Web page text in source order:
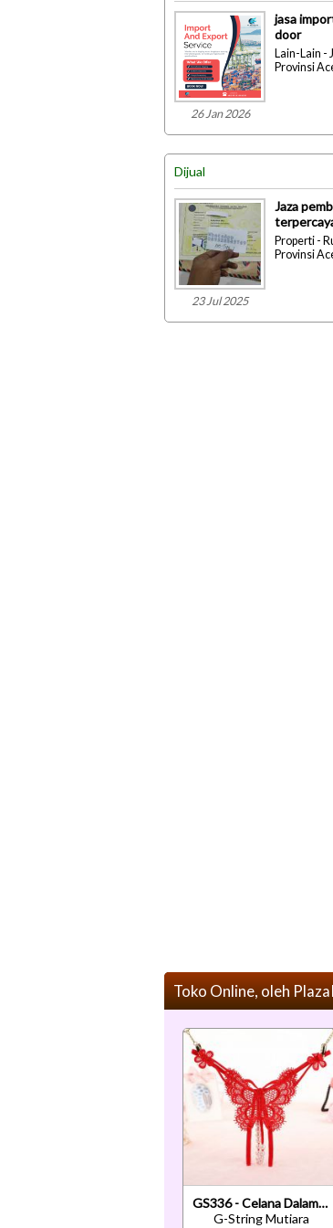
26 Jan 2026
jasa
door
Lain-Lain -
Provinsi
Dijual
23 Jul 2025
Jaza
Properti -
Provinsi
Toko Online, oleh
GS336 - Celana Dalam G-String Mutiara T-Back Kupu-Kupu Crotchless Merah
G-String Mutiara